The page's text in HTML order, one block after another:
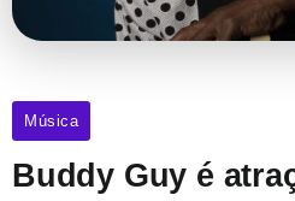
Música
Buddy Guy é